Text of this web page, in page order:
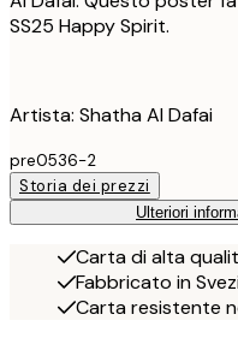
SS25 Happy Spirit.
Artista: Shatha Al Dafai
pre0536-2
Storia dei prezzi
Ulteriori
Carta di alta
Fabbricato in
Carta resistente